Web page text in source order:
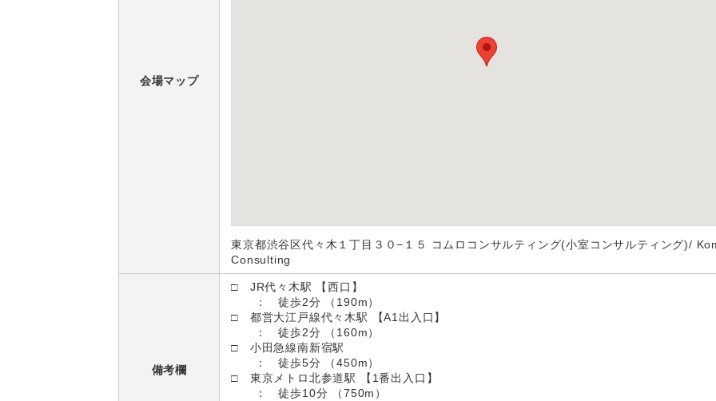
会場マップ
東京都渋谷区代々木１丁目３０−１５ コムロコンサルティング(小室コンサルティング)/
Consulting
備考欄
□ JR代々木駅 【西口】
： 徒歩2分 （190m）
□ 都営大江戸線代々木駅 【A1出入口】
： 徒歩2分 （160m）
□ 小田急線南新宿駅
： 徒歩5分 （450m）
□ 東京メトロ北参道駅 【1番出入口】
： 徒歩10分 （750m）